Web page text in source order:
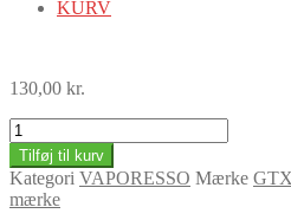
KURV
130,00 kr.
GTX
0.8
Mesh
Coil
DK
Tilføj til kurv
Kategori VAPORESSO Mærke
mærke